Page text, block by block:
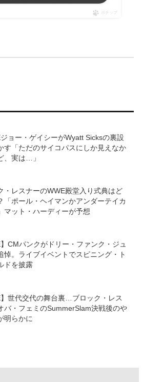
ポチップ
ョー・ゲイシーがWyatt Sicksの裏設
す「ただのサイコパスにしか見えなか
、実は…」
・レスナーのWWE殿堂入り式典はど
「ポール・ヘイマンかアンダーテイカ
マット・ハーディーが予想
】CMパンクがドリー・ファンク・ジュ
悼。ライブイベントでスピニング・ト
ドを披露
】世代交代の舞台裏…ブロック・レス
バ・フェミのSummerSlam決戦後のや
明らかに